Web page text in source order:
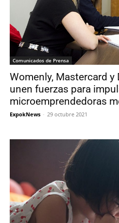
Comunicados de Prensa
Womenly, Mastercard y
unen fuerzas para
microemprendedoras
ExpokNews - 29 octubre 2021